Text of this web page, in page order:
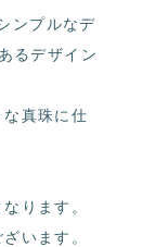
ンプルなデ
るデザイン
真珠に仕
ります。
います。